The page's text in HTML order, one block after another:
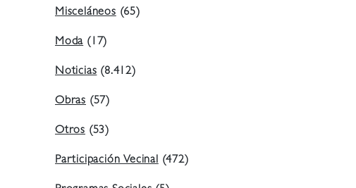
Misceláneos(65)
Moda(17)
Noticias(8.412)
Obras (57)
Otros (53)
Participación Vecinal(472)